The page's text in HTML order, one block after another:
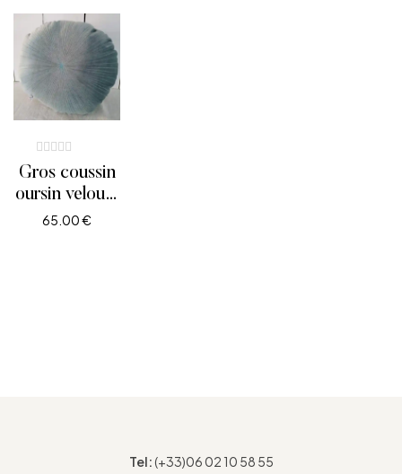
Gros coussin
oursin velours
vert d’eau
65.00€
Tel:(+33)06 02 10 58 55